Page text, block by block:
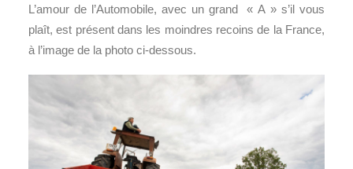
L’amour de l’Automobile, avec un grand « A » s’il vous
plaît, est présent dans les moindres recoins de la France,
à l’image de la photo ci-dessous.